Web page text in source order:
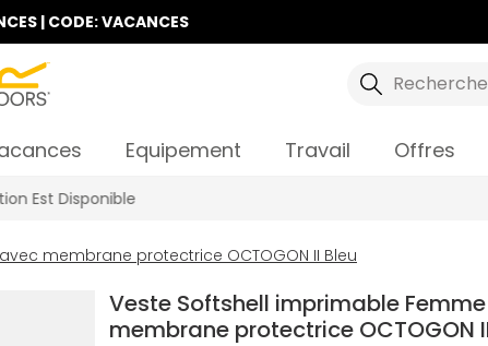
| CODE: VACANCES
Equipement Travail Offres
Disponible
membrane protectrice OCTOGON II Bleu
Veste Softshell imprimable
membrane protectrice OCTOGON